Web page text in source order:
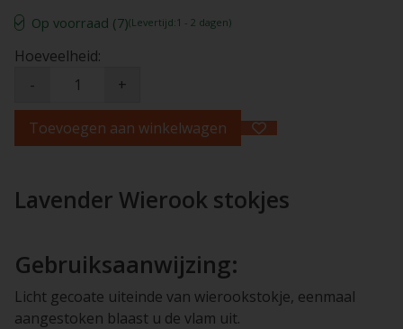
Op voorraad (7)(Levertijd:1 - 2 dagen)
Hoeveelheid:
-
+
Toevoegen aan winkelwagen
Lavender Wierook stokjes
Gebruiksaanwijzing:
Licht gecoate uiteinde van wierookstokje, eenmaal
aangestoken blaast u de vlam uit.